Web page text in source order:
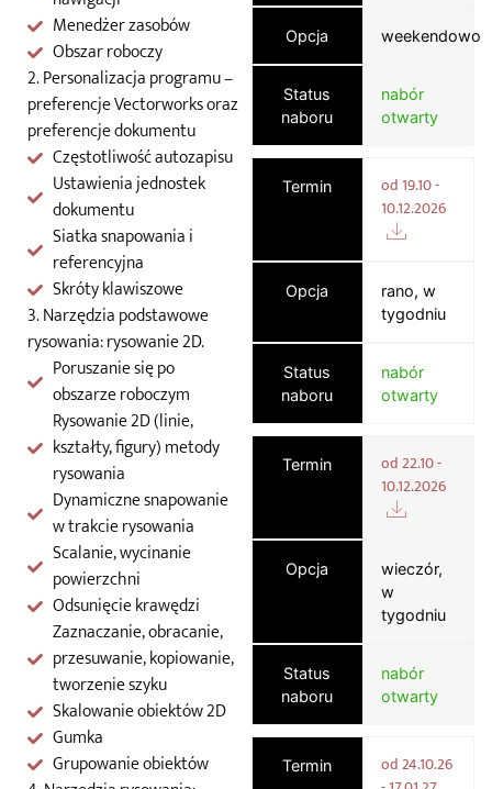
Menedżer zasobów
Obszar roboczy
2. Personalizacja programu –
preferencje Vectorworks oraz
preferencje dokumentu
Częstotliwość autozapisu
Ustawienia jednostek
dokumentu
Siatka snapowania i
referencyjna
Skróty klawiszowe
3. Narzędzia podstawowe
rysowania: rysowanie 2D.
Poruszanie się po
obszarze roboczym
Rysowanie 2D (linie,
kształty, figury) metody
rysowania
Dynamiczne snapowanie
w trakcie rysowania
Scalanie, wycinanie
powierzchni
Odsunięcie krawędzi
Zaznaczanie, obracanie,
przesuwanie, kopiowanie,
tworzenie szyku
Skalowanie obiektów 2D
Gumka
Grupowanie obiektów
Opcja weekendowo
Status
naboru
nabór
otwarty
Termin
od 19.10 -
10.12.2026
Opcja
rano, w
tygodniu
Status
naboru
nabór
otwarty
Termin
od 22.10 -
10.12.2026
Opcja
wieczór,
w
tygodniu
Status
naboru
nabór
otwarty
Termin
od 24.10.26